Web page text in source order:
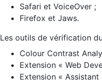
Safari et VoiceOver ;
Firefox et Jaws.
Les outils de vérification
Colour Contrast
Extension « Web
Extension « Assistant